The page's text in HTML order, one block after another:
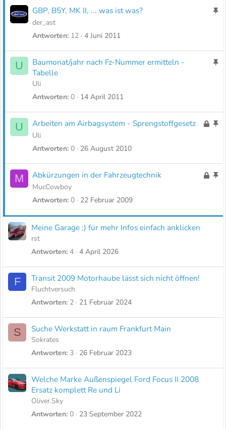
p
t
A
p
GBP, B5Y, MK II, ... was ist was?
der_ast
Antworten 12 4 Juni 2011
U
A
i
Baumonat/jahr nach Fz-Nummer ermitteln -
Tabelle
Uli
Antworten 0 14 April 2011
U
G
r
A
p
t
Arbeiten am Airbagsystem - Sprengstoffgesetz
Uli
Antworten 0 26 August 2010
M
G A
t
Abkürzungen in der Fahrzeugtechnik
MucCowboy
Antworten 0 22 Februar 2009
Meine Garage ;) für mehr Infos einfach anklicken
rst
Antworten 4 4 April 2026
F Transit 2009 Motorhaube lässt sich nicht öffnen!
Fluchtversuch
Antworten 2 21 Februar 2024
S Suche Werkstatt in raum Frankfurt Main
Sokrates
Antworten 3 26 Februar 2023
Welche Marke Außenspiegel Ford Focus II 2008
Ersatz komplett Re und Li
Oliver.Sky
Antworten 0 23 September 2022